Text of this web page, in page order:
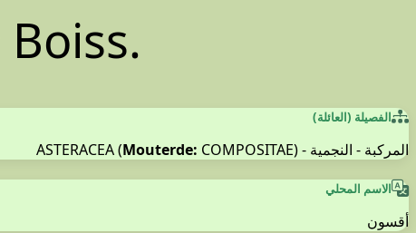
Boiss.
الفصيلة (العائلة)
المركبة - النجمية - ASTERACEA ( Mouterde: COMPOSITAE)
الاسم المحلي
أقسون